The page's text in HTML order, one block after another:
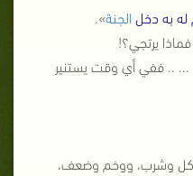
له به دخل الجنة».
يرتجي؟!
... .. ففي أي وقت يستنير
وشرب، ووخم وضعف،